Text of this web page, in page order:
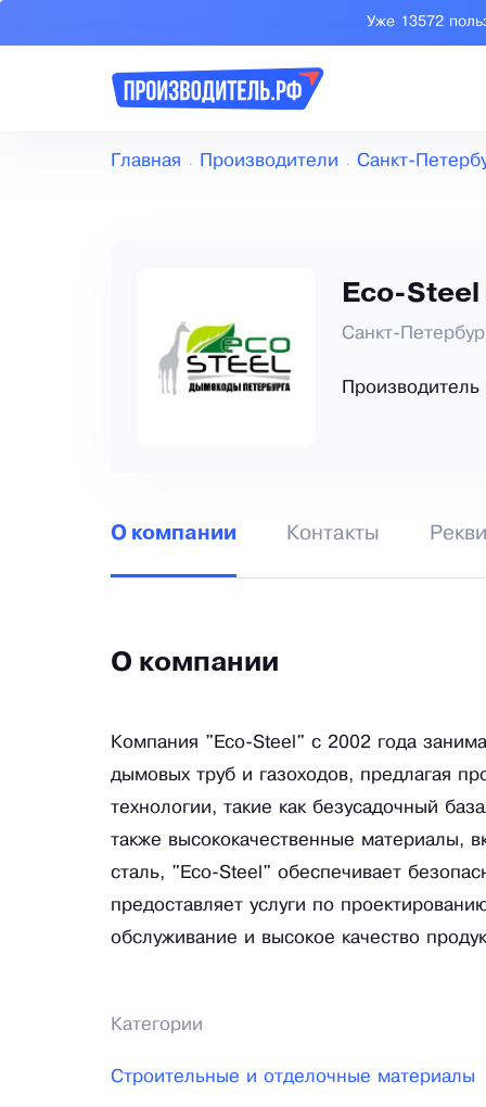
Уже 13572
Главная Производители Санкт-
Eco-Steel
Санкт-
О компании Контакты
О компании
Компания "Eco-Steel" с 2002 года
дымовых труб и газоходов, предлагая
технологии, такие как безусадочный
также высококачественные материалы,
сталь, "Eco-Steel" обеспечивает
предоставляет услуги по
обслуживание и высокое качество
Категории
Строительные и отделочные материалы